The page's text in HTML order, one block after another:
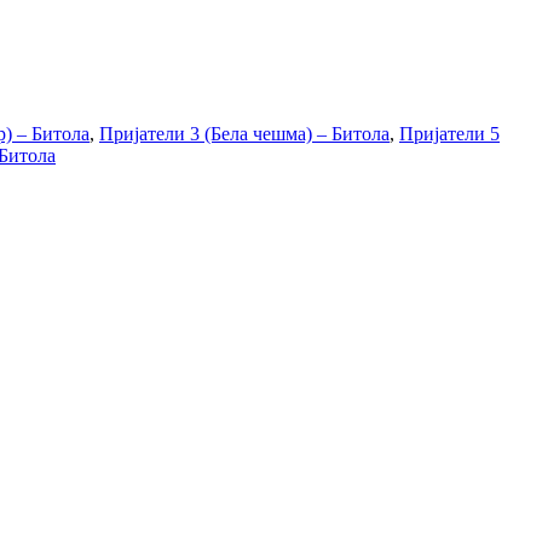
– Битола, Пријатели 3 (Бела чешма) – Битола, Пријатели 5